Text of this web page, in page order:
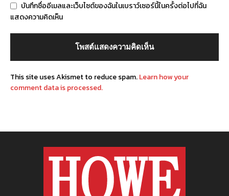
บันทึกชื่ออีเมลและเว็บไซต์ของฉันในเบราว์เซอร์นี้ในครั้งต่อไปที่ฉัน
แสดงความคิดเห็น
This site uses Akismet to reduce spam.Learn how your
comment data is processed.